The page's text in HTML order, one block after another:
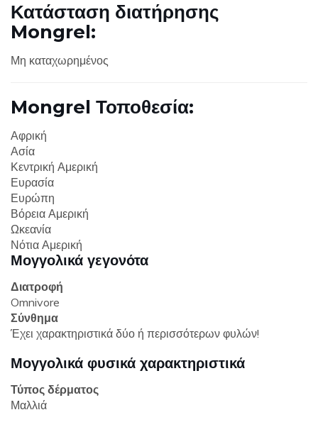
Κατάσταση διατήρησης
Mongrel:
Μη καταχωρημένος
Mongrel Τοποθεσία:
Αφρική
Ασία
Κεντρική Αμερική
Ευρασία
Ευρώπη
Βόρεια Αμερική
Ωκεανία
Νότια Αμερική
Μογγολικά γεγονότα
Διατροφή
Omnivore
Σύνθημα
Έχει χαρακτηριστικά δύο ή περισσότερων φυλών!
Μογγολικά φυσικά χαρακτηριστικά
Τύπος δέρματος
Μαλλιά